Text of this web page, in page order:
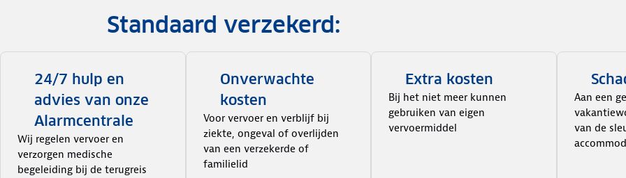
Standaard verzekerd:
24/7 hulp en
advies van onze
Alarmcentrale
Wij regelen vervoer en
verzorgen medische
begeleiding bij de terugreis
Onverwachte
kosten
Voor vervoer en verblijf bij
ziekte, ongeval of overlijden
van een verzekerde of
familielid
Extra kosten
Bij het niet meer kunnen
gebruiken van eigen
vervoermiddel
Aan een
van de